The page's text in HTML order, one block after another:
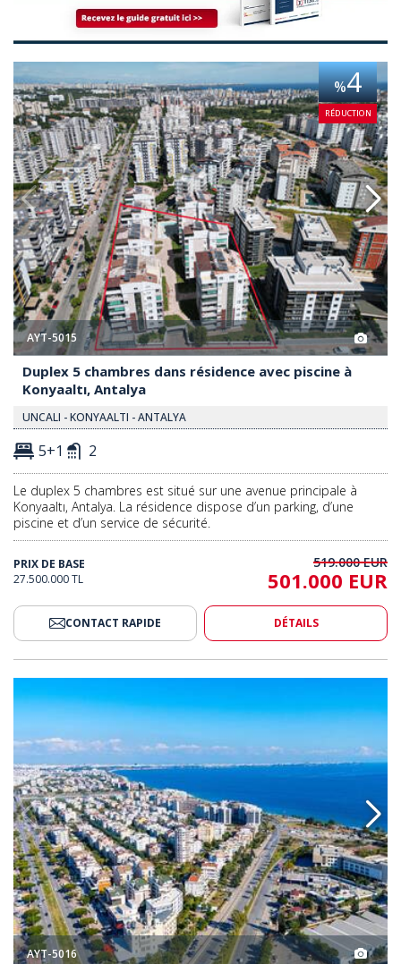
Avec Piscine À Konyaaltı, Antalya 2 Duplex 5 Chambres Dans
%4
RÉDUCTION
AYT-5015
Duplex 5 chambres dans résidence avec piscine à
Konyaaltı, Antalya
UNCALI - KONYAALTI - ANTALYA
5+1 2
Le duplex 5 chambres est situé sur une avenue principale à
Konyaaltı, Antalya. La résidence dispose d’un parking, d’une
piscine et d’un service de sécurité.
PRIX DE BASE
27.500.000 TL
519.000 EUR
501.000 EUR
CONTACT RAPIDE DÉTAILS
AYT-5016